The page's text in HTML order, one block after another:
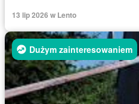
13 lip 2026 w Lento
Dużym zainteresowaniem